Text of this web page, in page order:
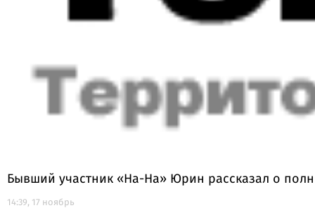
Бывший участник «На-На» Юрин рассказал о
14:39, 17 ноябрь